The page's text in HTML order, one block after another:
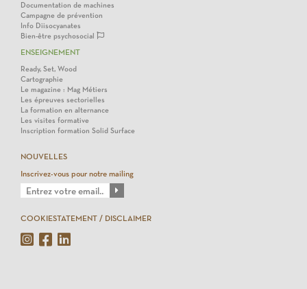
Documentation de machines
Campagne de prévention
Info Diisocyanates
Bien-être psychosocial
ENSEIGNEMENT
Ready, Set, Wood
Cartographie
Le magazine : Mag Métiers
Les épreuves sectorielles
La formation en alternance
Les visites formative
Inscription formation Solid Surface
NOUVELLES
Inscrivez-vous pour notre mailing
COOKIESTATEMENT / DISCLAIMER